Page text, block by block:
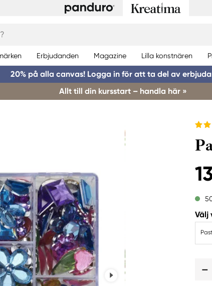
Erbjudanden Magazine Lilla konstnären
20% på alla canvas! Logga in för att ta del av
Allt till din kursstart – handla här »
Välj